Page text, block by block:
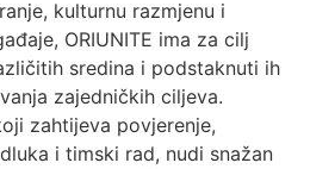
kulturnu razmjenu i
ORIUNITE ima za cilj
sredina i podstaknuti ih
zajedničkih ciljeva.
zahtijeva povjerenje,
i timski rad, nudi snažan